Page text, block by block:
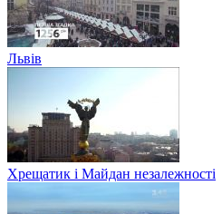
Львів
Хрещатик і Майдан незалежності